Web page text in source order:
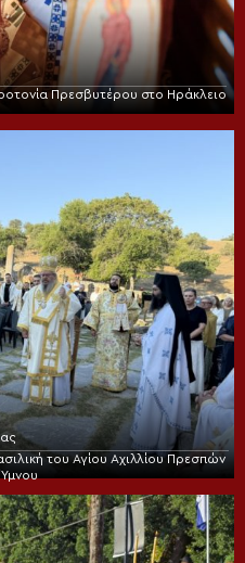
Πρεσβυτέρου στο Ηράκλειο
του Αγίου Αχιλλίου Πρεσπών